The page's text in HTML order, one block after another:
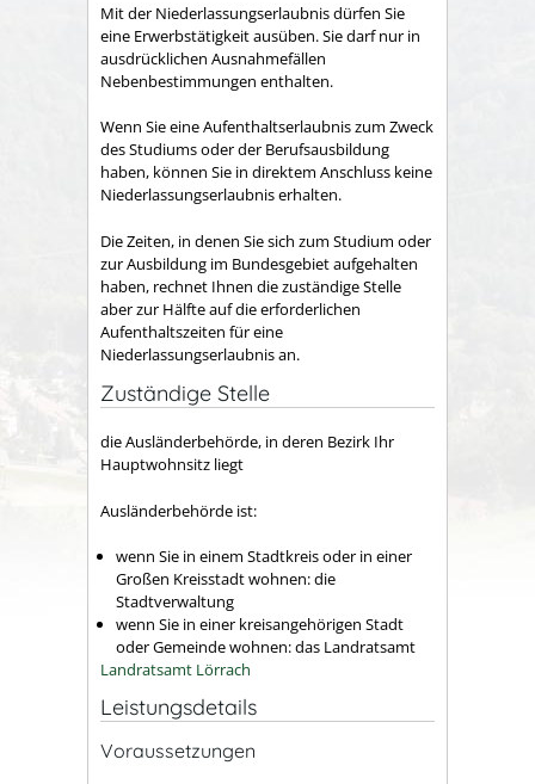
Mit der Niederlassungserlaubnis dürfen Sie
eine Erwerbstätigkeit ausüben. Sie darf nur in
ausdrücklichen Ausnahmefällen
Nebenbestimmungen enthalten.
Wenn Sie eine Aufenthaltserlaubnis zum Zweck
des Studiums oder der Berufsausbildung
haben, können Sie in direktem Anschluss keine
Niederlassungserlaubnis erhalten.
Die Zeiten, in denen Sie sich zum Studium oder
zur Ausbildung im Bundesgebiet aufgehalten
haben, rechnet Ihnen die zuständige Stelle
aber zur Hälfte auf die erforderlichen
Aufenthaltszeiten für eine
Niederlassungserlaubnis an.
Zuständige Stelle
die Ausländerbehörde, in deren Bezirk Ihr
Hauptwohnsitz liegt
Ausländerbehörde ist:
wenn Sie in einem Stadtkreis oder in einer
Großen Kreisstadt wohnen: die
Stadtverwaltung
wenn Sie in einer kreisangehörigen Stadt
oder Gemeinde wohnen: das Landratsamt
Landratsamt Lörrach
Leistungsdetails
Voraussetzungen